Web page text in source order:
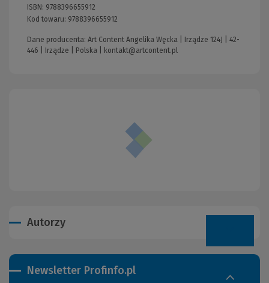
ISBN: 9788396655912
Kod towaru: 9788396655912
Dane producenta: Art Content Angelika Węcka | Irządze 124J | 42-
446 | Irządze | Polska |
kontakt@artcontent.pl
Autorzy
Newsletter Profinfo.pl